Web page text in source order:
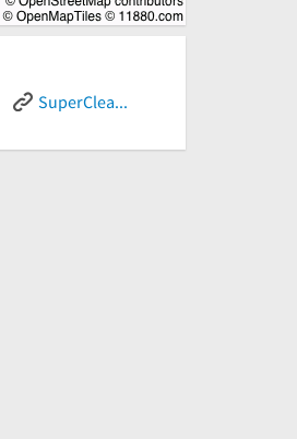
SuperCleanup - Instagram